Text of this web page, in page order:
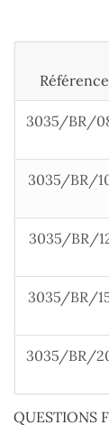
Référence
3035/BR/
3035/BR/
3035/BR/
3035/BR/
3035/BR/
QUESTIONS